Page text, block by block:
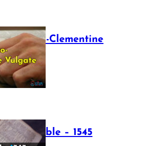
The Sixto-Clementine
Vulgate
July 12, 2025
Luther Bible – 1545